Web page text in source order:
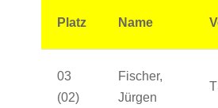
Platz Name
03
(02)
Fischer,
Jürgen